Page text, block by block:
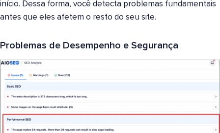
início. Dessa forma, você detecta problemas fundamentais
antes que eles afetem o resto do seu site.
Problemas de Desempenho e Segurança